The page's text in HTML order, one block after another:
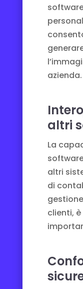
azienda.
altri
La
altri
di
clienti,